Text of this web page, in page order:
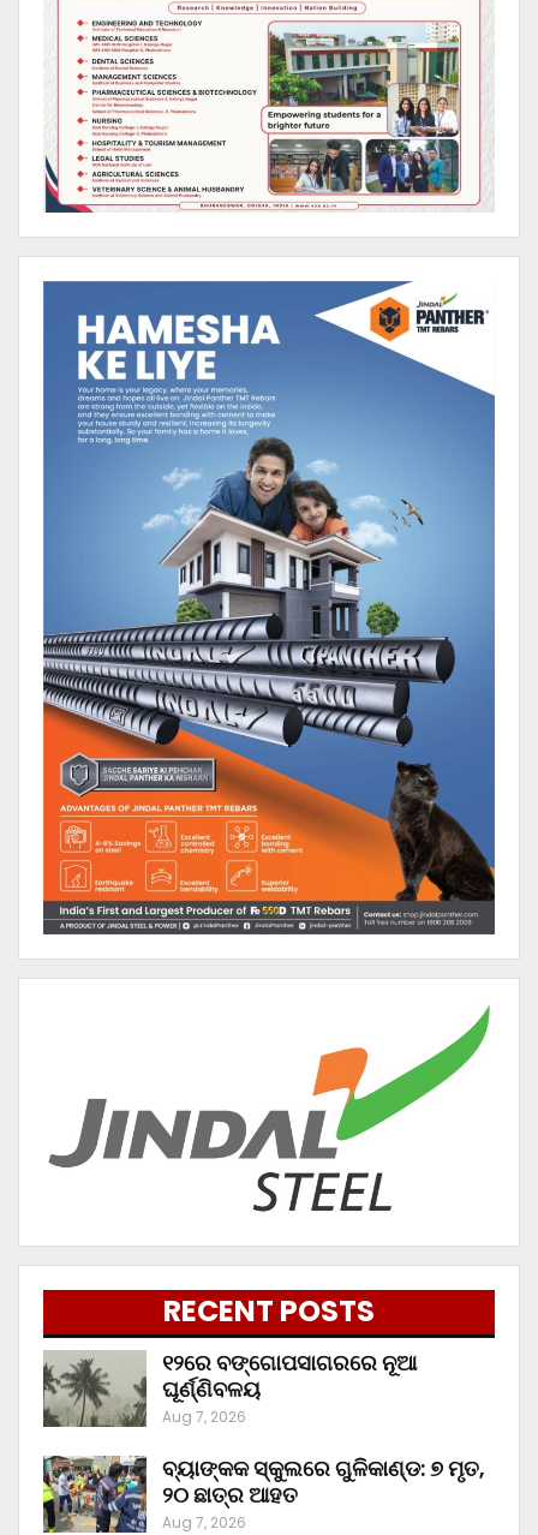
RECENT POSTS
୧୨ରେ ବଙ୍ଗୋପସାଗରରେ ନୂଆ
ଘୂର୍ଣ୍ଣିବଳୟ
Aug 7, 2026
ବ୍ୟାଙ୍କକ ସ୍କୁଲରେ ଗୁଳିକାଣ୍ଡ: ୭ ମୃତ,
୨୦ ଛାତ୍ର ଆହତ
Aug 7, 2026